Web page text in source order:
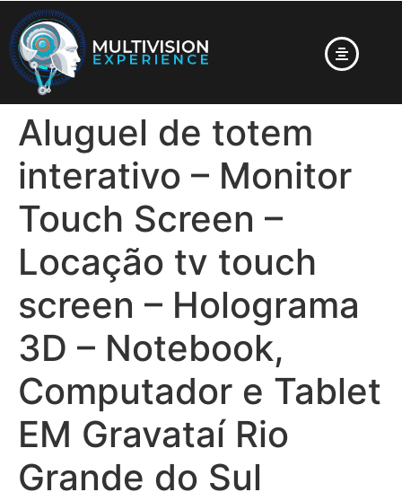
Aluguel de totem
interativo – Monitor
Touch Screen –
Locação tv touch
screen – Holograma
3D – Notebook,
Computador e Tablet
EM Gravataí Rio
Grande do Sul